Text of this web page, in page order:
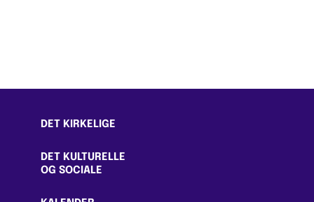
DET KIRKELIGE
DET KULTURELLE
OG SOCIALE